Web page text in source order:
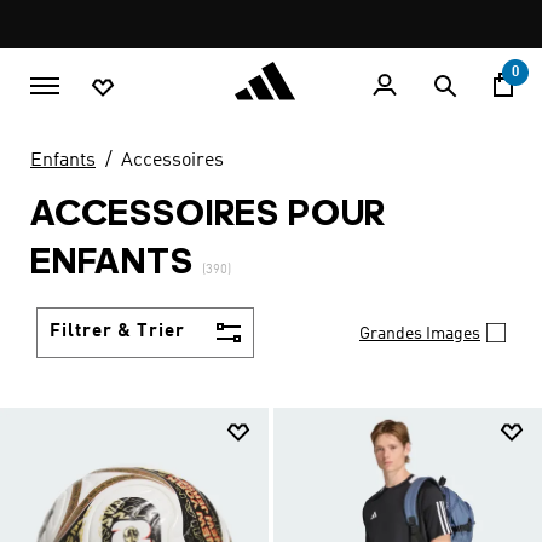
promotion
rotation
0
Enfants Accessoires
ACCESSOIRES POUR
ENFANTS
(390)
Filtrer & Trier Grandes Images